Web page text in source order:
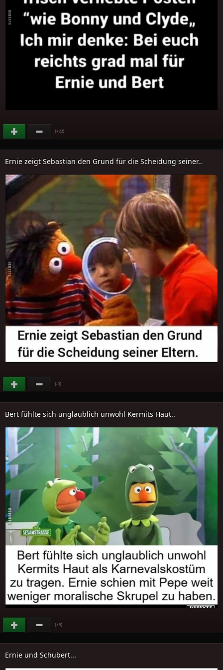
(+23)
Ernie zeigt Sebastian den Grund für die Scheidung seiner..
(-3)
Bert fühlte sich unglaublich unwohl Kermits Haut..
(+8)
Ernie und Schubert...